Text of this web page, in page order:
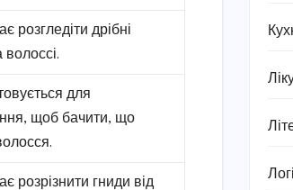
розгледіти дрібні
волоссі.
для
щоб бачити, що
розрізнити гниди від